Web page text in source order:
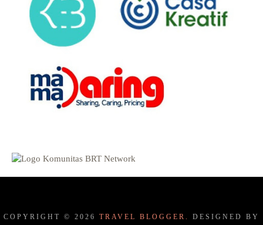
COPYRIGHT © 2026 TRAVEL BLOGGER. DESIGNED BY